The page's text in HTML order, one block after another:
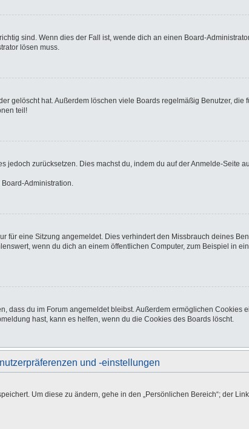
sind. Wenn dies der Fall ist, wende dich an einen Board-
lösen muss.
gelöscht hat. Außerdem löschen viele Boards regelmäßig Benutzer,
teil!
zurücksetzen. Dies machst du, indem du auf der Anmelde-Seite
Administration.
für eine Sitzung angemeldet. Dies verhindert den Missbrauch deines
wenn du dich an einem öffentlichen Computer, zum Beispiel in
dass du im Forum angemeldet bleibst. Außerdem ermöglichen Cookies
hast, kann es helfen, wenn du die Cookies des Boards löscht.
und -einstellungen
Um diese zu ändern, gehe in den „Persönlichen Bereich“; der